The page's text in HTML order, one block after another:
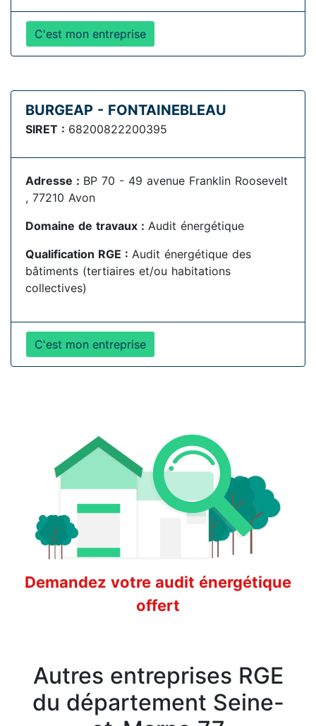
C'est mon entreprise
BURGEAP - FONTAINEBLEAU
SIRET : 68200822200395
Adresse : BP 70 - 49 avenue Franklin Roosevelt
, 77210 Avon
Domaine de travaux : Audit énergétique
Qualification RGE : Audit énergétique des
bâtiments (tertiaires et/ou habitations
collectives)
C'est mon entreprise
Demandez votre audit énergétique
offert
Autres entreprises RGE
du département Seine-